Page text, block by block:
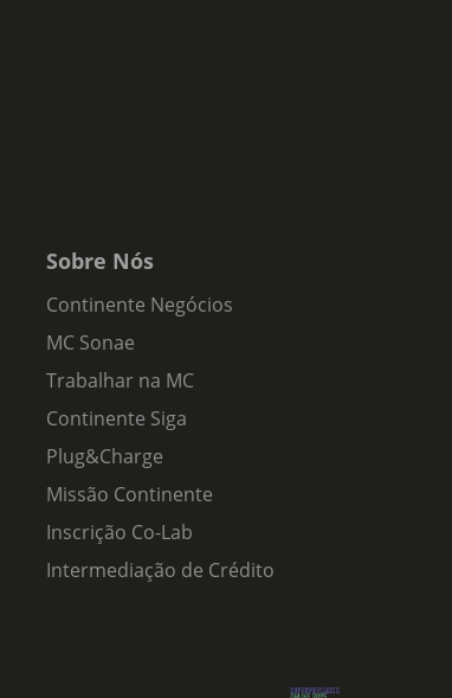
Sobre Nós
Continente Negócios
MC Sonae
Trabalhar na MC
Continente Siga
Plug&Charge
Missão Continente
Inscrição Co-Lab
Intermediação de Crédito